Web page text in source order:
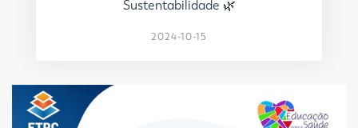
Sustentabilidade 🌿
2024-10-15